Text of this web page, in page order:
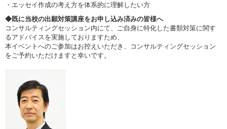
・エッセイ作成の考え方を体系的に理解したい方
◆既に当校の出願対策講座をお申し込み済みの皆様へ
コンサルティングセッション内にて、ご自身に特化した書類対策に関す
るアドバイスを実施しておりますため、
本イベントへのご参加はお控えいただき、コンサルティングセッション
をご予約いただけますと幸いです。